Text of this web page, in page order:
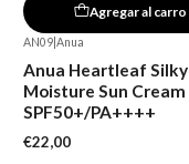
Agregar al carro
AN09 Anua
Anua Heartleaf Silky
Moisture Sun Cream
SPF50+/PA++++
€22,00